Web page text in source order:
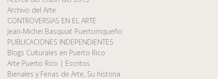
Archivo del Arte
CONTROVERSIAS EN EL ARTE
Jean-Michel Basquiat Puertorriqueño
PUBLICACIONES INDEPENDIENTES
Blogs Culturales en Puerto Rico
Arte Puerto Rico | Escritos
Bienales y Ferias de Arte, Su historia